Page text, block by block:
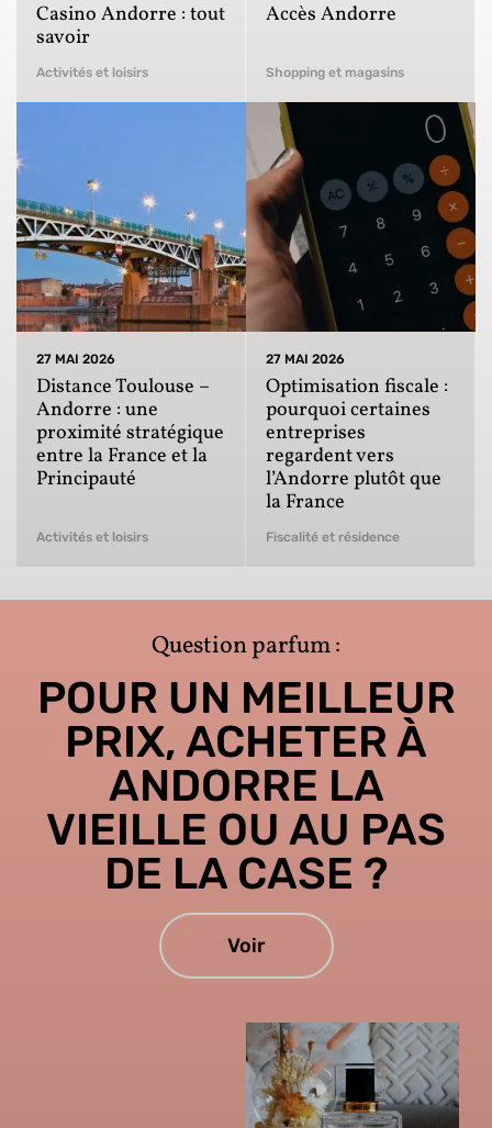
Casino Andorre : tout
savoir
Activités et loisirs
Accès Andorre
Shopping et magasins
27 MAI 2026
Distance Toulouse –
Andorre : une
proximité stratégique
entre la France et la
Principauté
Activités et loisirs
27 MAI 2026
Optimisation fiscale :
pourquoi certaines
entreprises
regardent vers
l’Andorre plutôt que
la France
Fiscalité et résidence
Question parfum :
POUR UN MEILLEUR
PRIX, ACHETER À
ANDORRE LA
VIEILLE OU AU PAS
DE LA CASE ?
Voir